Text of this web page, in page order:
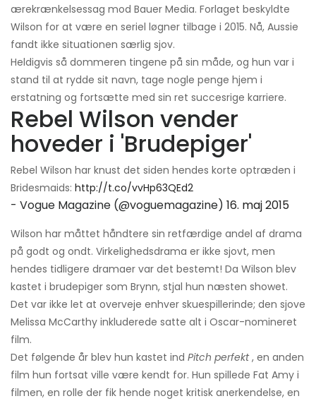
ærekrænkelsessag mod Bauer Media. Forlaget beskyldte
Wilson for at være en seriel løgner tilbage i 2015. Nå, Aussie
fandt ikke situationen særlig sjov.
Heldigvis så dommeren tingene på sin måde, og hun var i
stand til at rydde sit navn, tage nogle penge hjem i
erstatning og fortsætte med sin ret succesrige karriere.
Rebel Wilson vender
hoveder i 'Brudepiger'
Rebel Wilson har knust det siden hendes korte optræden i
Bridesmaids: http://t.co/vvHp63QEd2
- Vogue Magazine (@voguemagazine) 16. maj 2015
Wilson har måttet håndtere sin retfærdige andel af drama
på godt og ondt. Virkelighedsdrama er ikke sjovt, men
hendes tidligere dramaer var det bestemt! Da Wilson blev
kastet i brudepiger som Brynn, stjal hun næsten showet.
Det var ikke let at overveje enhver skuespillerinde; den sjove
Melissa McCarthy inkluderede satte alt i Oscar-nomineret
film.
Det følgende år blev hun kastet ind Pitch perfekt, en anden
film hun fortsat ville være kendt for. Hun spillede Fat Amy i
filmen, en rolle der fik hende noget kritisk anerkendelse, en